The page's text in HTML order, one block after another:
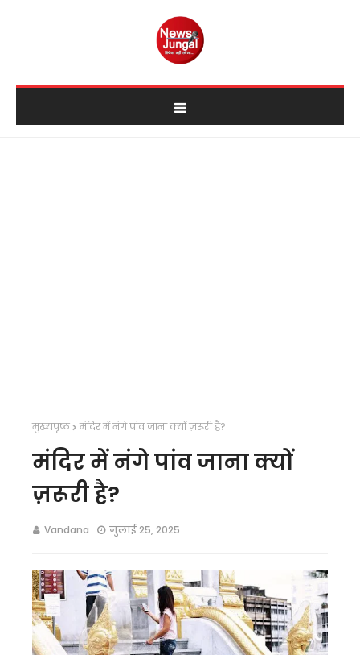
मुख्यपृष्ठ मंदिर में नंगे पांव जाना क्यों ज़रूरी है?
मंदिर में नंगे पांव जाना क्यों
ज़रूरी है?
Vandana जुलाई 25, 2025